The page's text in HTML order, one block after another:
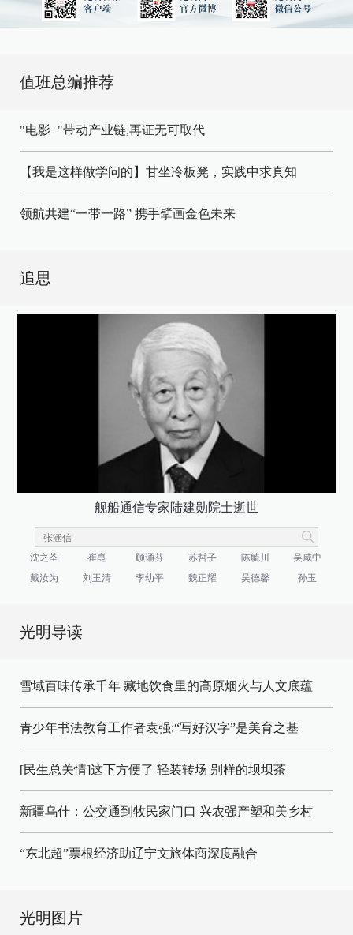
值班总编推荐
"电影+"带动产业链,再证无可取代
【我是这样做学问的】甘坐冷板凳，实践中求真知
领航共建“一带一路” 携手擘画金色未来
追思
舰船通信专家陆建勋院士逝世
沈之荃 崔崑 顾诵芬 苏哲子 陈毓川
吴咸中
戴汝为
刘玉清 李幼平 魏正耀 吴德馨 孙玉
光明导读
雪域百味传承千年 藏地饮食里的高原烟火与人文底蕴
青少年书法教育工作者袁强:“写好汉字”是美育之基
[民生总关情]这下方便了 轻装转场 别样的坝坝茶
新疆乌什：公交通到牧民家门口 兴农强产塑和美乡村
“东北超”票根经济助辽宁文旅体商深度融合
光明图片